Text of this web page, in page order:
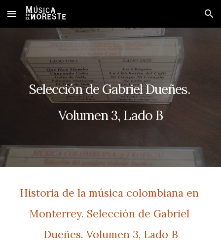
Skip to main content Skip to navigation
Selección de Gabriel Dueñes.
Volumen 3, Lado B
Historia de la música colombiana en
Monterrey. Selección de Gabriel
Dueñes. Volumen 3, Lado B